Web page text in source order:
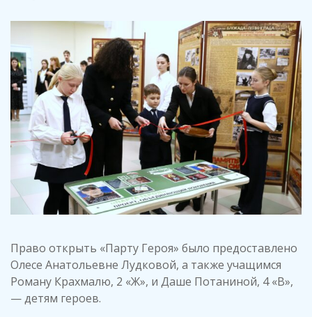
Право открыть «Парту Героя» было предоставлено
Олесе Анатольевне Лудковой, а также учащимся
Роману Крахмалю, 2 «Ж», и Даше Потаниной, 4 «В»,
— детям героев.